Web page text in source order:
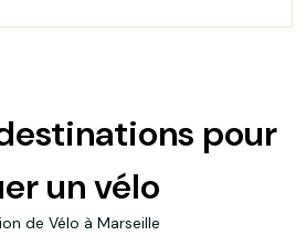
pour
un vélo
de Vélo à Marseille